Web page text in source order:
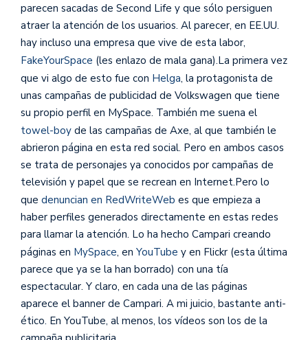
parecen sacadas de Second Life y que sólo persiguen
atraer la atención de los usuarios. Al parecer, en EE.UU.
hay incluso una empresa que vive de esta labor,
FakeYourSpace (les enlazo de mala gana).La primera vez
que vi algo de esto fue con Helga, la protagonista de
unas campañas de publicidad de Volkswagen que tiene
su propio perfil en MySpace. También me suena el
towel-boy de las campañas de Axe, al que también le
abrieron página en esta red social. Pero en ambos casos
se trata de personajes ya conocidos por campañas de
televisión y papel que se recrean en Internet.Pero lo
que denuncian en RedWriteWeb es que empieza a
haber perfiles generados directamente en estas redes
para llamar la atención. Lo ha hecho Campari creando
páginas en MySpace, en YouTube y en Flickr (esta última
parece que ya se la han borrado) con una tía
espectacular. Y claro, en cada una de las páginas
aparece el banner de Campari. A mi juicio, bastante anti-
ético. En YouTube, al menos, los vídeos son los de la